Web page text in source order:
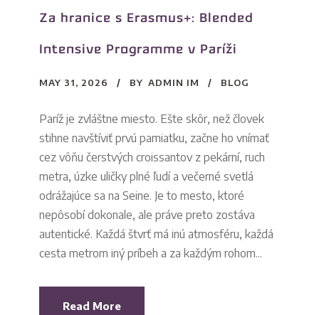
Za hranice s Erasmus+: Blended
Intensive Programme v Paríži
MAY 31, 2026 BY ADMIN IM BLOG
Paríž je zvláštne miesto. Ešte skôr, než človek
stihne navštíviť prvú pamiatku, začne ho vnímať
cez vôňu čerstvých croissantov z pekární, ruch
metra, úzke uličky plné ľudí a večerné svetlá
odrážajúce sa na Seine. Je to mesto, ktoré
nepôsobí dokonale, ale práve preto zostáva
autentické. Každá štvrť má inú atmosféru, každá
cesta metrom iný príbeh a za každým rohom...
Read More